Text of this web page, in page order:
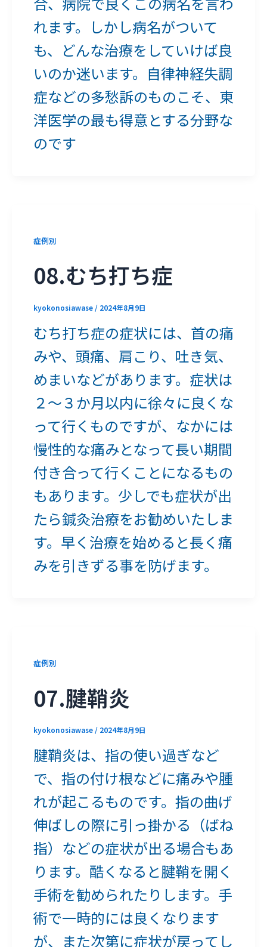
れます。しかし病名がついて
も、どんな治療をしていけば良
いのか迷います。自律神経失調
症などの多愁訴のものこそ、東
洋医学の最も得意とする分野な
のです
症例別
08.むち打ち症
kyokonosiawase / 2024年8月9日
むち打ち症の症状には、首の痛
みや、頭痛、肩こり、吐き気、
めまいなどがあります。症状は
２～３か月以内に徐々に良くな
って行くものですが、なかには
慢性的な痛みとなって長い期間
付き合って行くことになるもの
もあります。少しでも症状が出
たら鍼灸治療をお勧めいたしま
す。早く治療を始めると長く痛
みを引きずる事を防げます。
症例別
07.腱鞘炎
kyokonosiawase / 2024年8月9日
腱鞘炎は、指の使い過ぎなど
で、指の付け根などに痛みや腫
れが起こるものです。指の曲げ
伸ばしの際に引っ掛かる（ばね
指）などの症状が出る場合もあ
ります。酷くなると腱鞘を開く
手術を勧められたりします。手
術で一時的には良くなります
が、また次第に症状が戻ってし